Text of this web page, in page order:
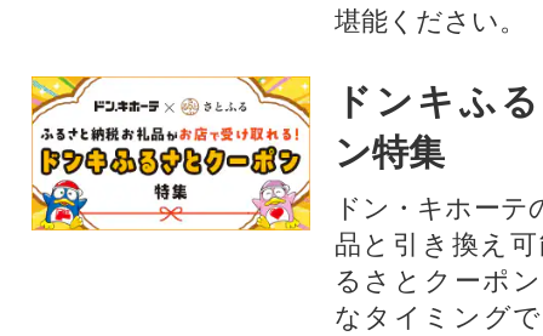
堪能ください。
ドンキふ
ン特集
ドン・キホーテ
品と引き換え
るさとクーポ
なタイミング